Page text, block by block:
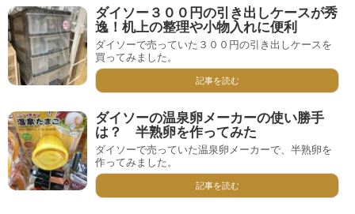
ダイソー３００円の引き出しケースが秀
逸！机上の整理や小物入れに便利
ダイソーで売っていた３００円の引き出しケースを
買ってみました。
記事を読む
ダイソーの温泉卵メーカーの使い勝手
は？ 半熟卵を作ってみた
ダイソーで売っていた温泉卵メーカーで、半熟卵を
作ってみました。
記事を読む